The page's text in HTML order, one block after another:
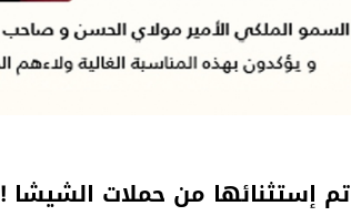
إستثنائها من حملات الشيشا !